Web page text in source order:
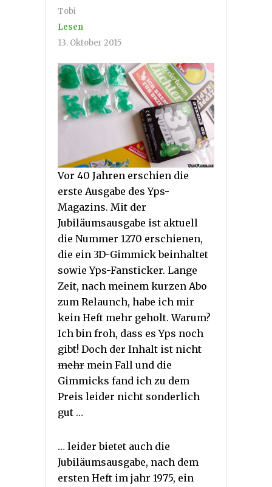
Tobi
Lesen
13. Oktober 2015
Vor 40 Jahren erschien die
erste Ausgabe des Yps-
Magazins. Mit der
Jubiläumsausgabe ist aktuell
die Nummer 1270 erschienen,
die ein 3D-Gimmick beinhaltet
sowie Yps-Fansticker. Lange
Zeit, nach meinem kurzen Abo
zum Relaunch, habe ich mir
kein Heft mehr geholt. Warum?
Ich bin froh, dass es Yps noch
gibt! Doch der Inhalt ist nicht
mehr mein Fall und die
Gimmicks fand ich zu dem
Preis leider nicht sonderlich
gut …
… leider bietet auch die
Jubiläumsausgabe, nach dem
ersten Heft im jahr 1975, ein